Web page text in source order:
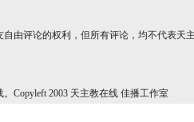
自由评论的权利，但所有评论，均不代表天
Copyleft 2003 天主教在线 佳播工作室